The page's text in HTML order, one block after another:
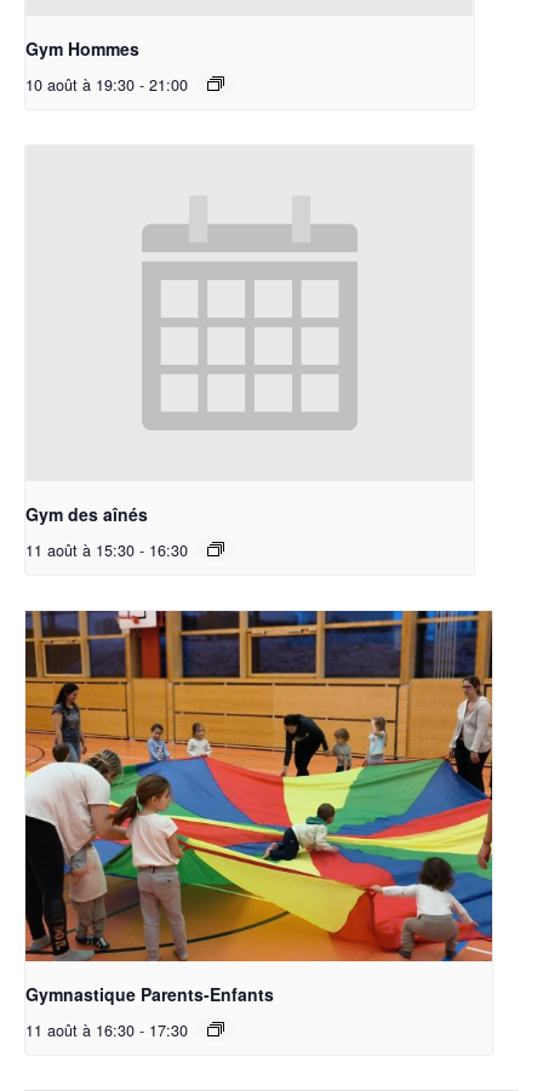
Gym Hommes
10 août à 19:30 - 21:00
Gym des aînés
11 août à 15:30 - 16:30
Gymnastique Parents-Enfants
11 août à 16:30 - 17:30